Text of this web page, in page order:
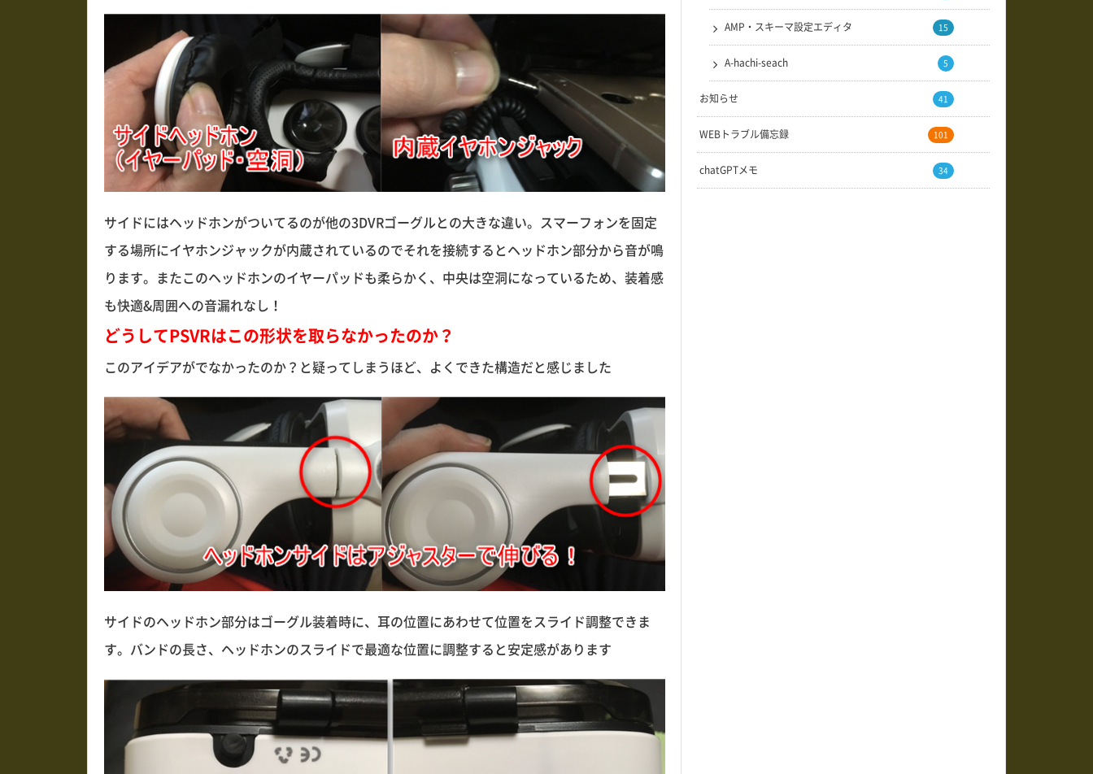
サイドにはヘッドホンがついてるのが他の3DVRゴーグルとの大きな違い。スマーフォンを固定
する場所にイヤホンジャックが内蔵されているのでそれを接続するとヘッドホン部分から音が鳴
ります。またこのヘッドホンのイヤーパッドも柔らかく、中央は空洞になっているため、装着感
も快適&周囲への音漏れなし！
どうしてPSVRはこの形状を取らなかったのか？
このアイデアがでなかったのか？と疑ってしまうほど、よくできた構造だと感じました
サイドのヘッドホン部分はゴーグル装着時に、耳の位置にあわせて位置をスライド調整できま
す。バンドの長さ、ヘッドホンのスライドで最適な位置に調整すると安定感があります
AMP・スキーマ設定エディタ 15
A-hachi-seach 5
お知らせ 41
WEBトラブル備忘録 101
chatGPTメモ 34